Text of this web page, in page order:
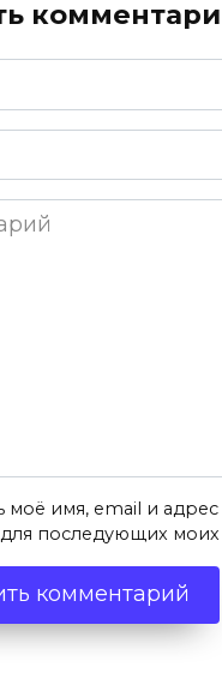
моё имя, email и адрес
последующих